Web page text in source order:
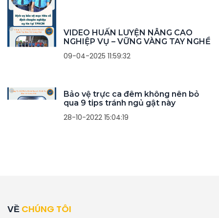
VIDEO HUẤN LUYỆN NÂNG CAO
NGHIỆP VỤ – VỮNG VÀNG TAY NGHỀ
09-04-2025 11:59:32
Bảo vệ trực ca đêm không nên bỏ
qua 9 tips tránh ngủ gật này
28-10-2022 15:04:19
VỀ CHÚNG TÔI